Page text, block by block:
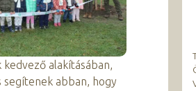
alakításában,
segítenek abban, hogy